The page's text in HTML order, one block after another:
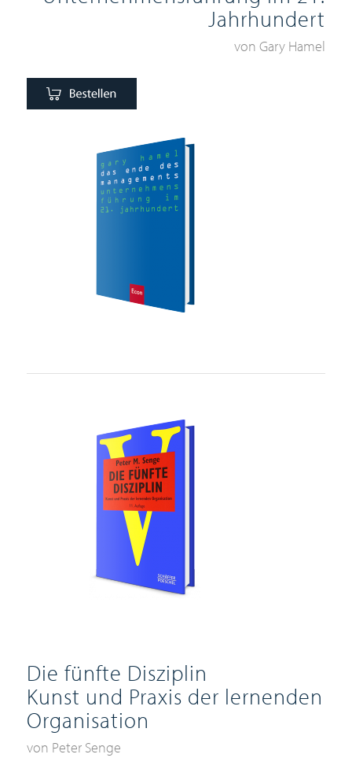
Jahrhundert
von Gary Hamel
Die fünfte Disziplin
Kunst und Praxis der lernenden
Organisation
von Peter Senge